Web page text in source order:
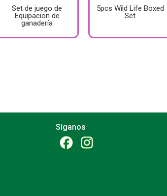
Set de juego de
Equipacion de
ganadería
5pcs Wild Life Boxed
Set
Síganos